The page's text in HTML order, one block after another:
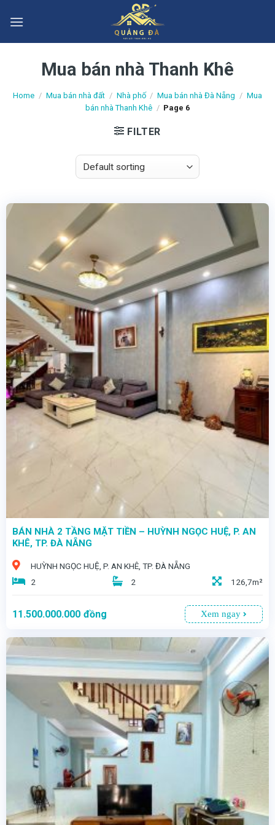
Mua bán nhà Thanh Khê
Home / Mua bán nhà đất / Nhà phố / Mua bán nhà Đà Nẵng / Mua
bán nhà Thanh Khê / Page 6
FILTER
BÁN NHÀ 2 TẦNG MẶT TIỀN – HUỲNH NGỌC HUỆ, P. AN
KHÊ, TP. ĐÀ NẴNG
HUỲNH NGỌC HUỆ, P. AN KHÊ, TP. ĐÀ NẴNG
2
2 126,7m²
11.500.000.000 đồng Xem ngay